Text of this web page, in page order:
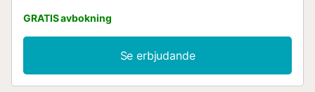
GRATIS avbokning
Se erbjudande